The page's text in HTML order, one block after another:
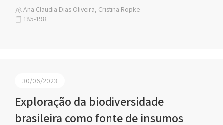
Ana Claudia Dias Oliveira, Cristina Ropke
185-198
30/06/2023
Exploração da biodiversidade
brasileira como fonte de insumos